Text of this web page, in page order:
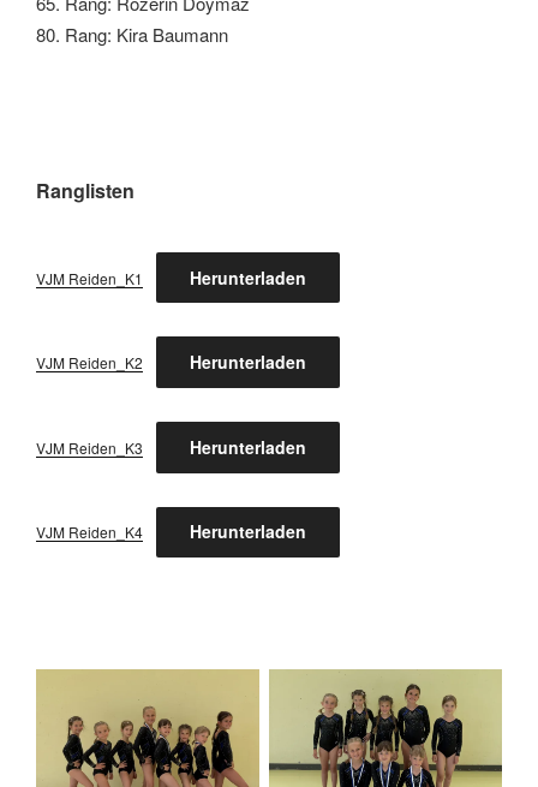
80. Rang: Kira Baumann
Ranglisten
VJM Reiden_K1 Herunterladen
VJM Reiden_K2 Herunterladen
VJM Reiden_K3 Herunterladen
VJM Reiden_K4 Herunterladen